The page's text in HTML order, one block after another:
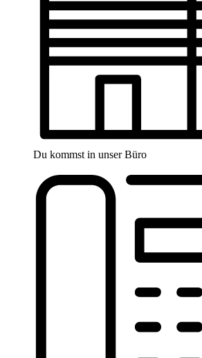
Du kommst in unser Büro